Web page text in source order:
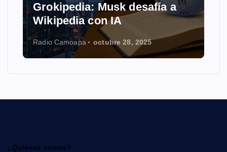
Grokipedia: Musk desafía a
Wikipedia con IA
Radio Camoapa octubre 28, 2025
¿Quiénes somos?